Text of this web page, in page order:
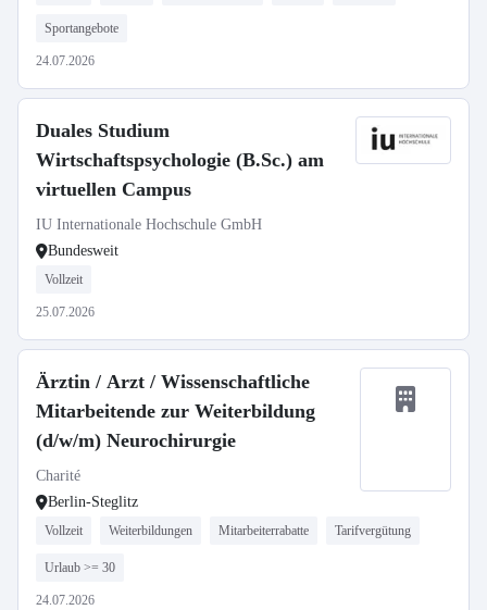
Sportangebote
24.07.2026
Duales Studium
Wirtschaftspsychologie (B.Sc.) am
virtuellen Campus
IU Internationale Hochschule GmbH
Bundesweit
Vollzeit
25.07.2026
Ärztin / Arzt / Wissenschaftliche
Mitarbeitende zur Weiterbildung
(d/w/m) Neurochirurgie
Charité
Berlin-Steglitz
Vollzeit Weiterbildungen Mitarbeiterrabatte Tarifvergütung
Urlaub >= 30
24.07.2026